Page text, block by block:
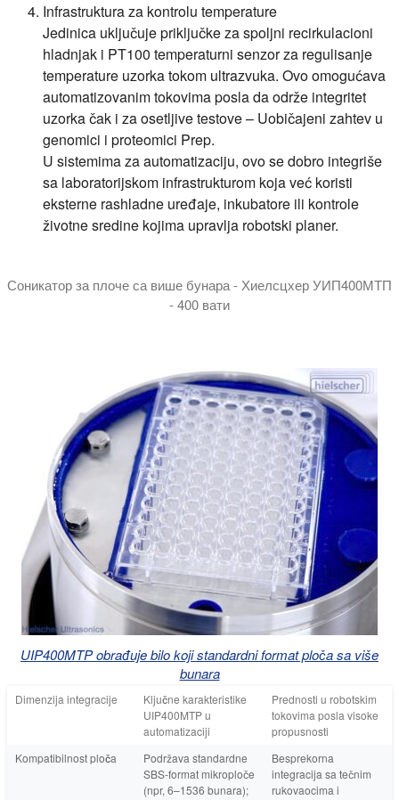
Infrastruktura za kontrolu temperature
Jedinica uključuje priključke za spoljni recirkulacioni
hladnjak i PT100 temperaturni senzor za regulisanje
temperature uzorka tokom ultrazvuka. Ovo omogućava
automatizovanim tokovima posla da održe integritet
uzorka čak i za osetljive testove – Uobičajeni zahtev u
genomici i proteomici Prep.
U sistemima za automatizaciju, ovo se dobro integriše
sa laboratorijskom infrastrukturom koja već koristi
eksterne rashladne uređaje, inkubatore ili kontrole
životne sredine kojima upravlja robotski planer.
Соникатор за плоче са више бунара - Хиелсцхер УИП400МТП
- 400 вати
UIP400MTP obrađuje bilo koji standardni format ploča sa više
bunara
Dimenzija integracije
Ključne karakteristike
UIP400MTP u
automatizaciji
Prednosti u robotskim
tokovima posla visoke
propusnosti
Kompatibilnost ploča
Podržava standardne
SBS-format mikroploče
(npr, 6–1536 bunara);
Besprekorna
integracija sa tečnim
rukovaocima i